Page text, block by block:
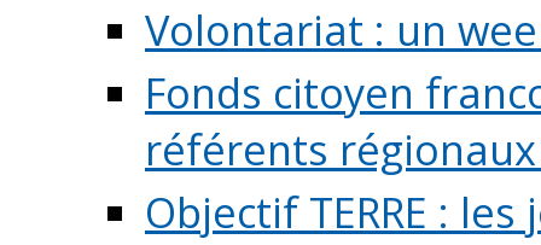
Volontariat : un
Fonds citoyen
référents régionaux
Objectif TERRE :